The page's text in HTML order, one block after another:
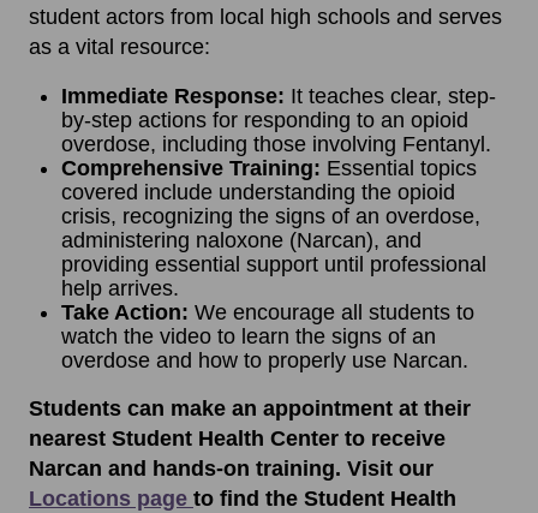
student actors from local high schools and serves
as a vital resource:
Immediate Response: It teaches clear, step-
by-step actions for responding to an opioid
overdose, including those involving Fentanyl.
Comprehensive Training: Essential topics
covered include understanding the opioid
crisis, recognizing the signs of an overdose,
administering naloxone (Narcan), and
providing essential support until professional
help arrives.
Take Action: We encourage all students to
watch the video to learn the signs of an
overdose and how to properly use Narcan.
Students can make an appointment at their
nearest Student Health Center to receive
Narcan and hands-on training. Visit our
Locations page to find the Student Health